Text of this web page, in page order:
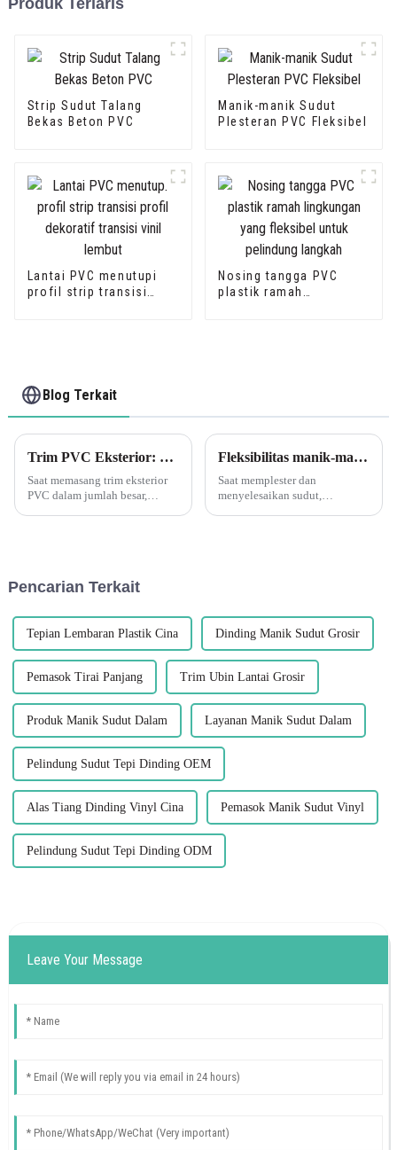
Produk Terlaris
Strip Sudut Talang
Bekas Beton PVC
Manik-manik Sudut
Plesteran PVC Fleksibel
Lantai PVC menutupi
profil strip transisi
Nosing tangga PVC
plastik ramah
Blog Terkait
Trim PVC Eksterior: Menyatu dalam Jangka PanjangSelalu merupakan ide bagus untuk mengeringkan potongan Anda untuk melihat apakah sudah pas sebelum Anda mengoleskan lem atau pengencang.
Saat memasang trim eksterior
PVC dalam jumlah besar,
Memasang suku cadang secara
menghemat ...
Fleksibilitas manik-manik sudut plester PVC fleksibel
Saat memplester dan
menyelesaikan sudut,
Pencarian Terkait
Tepian Lembaran Plastik Cina Dinding Manik Sudut Grosir
Pemasok Tirai Panjang Trim Ubin Lantai Grosir
Produk Manik Sudut Dalam Layanan Manik Sudut Dalam
Pelindung Sudut Tepi Dinding OEM
Alas Tiang Dinding Vinyl Cina Pemasok Manik Sudut Vinyl
Pelindung Sudut Tepi Dinding ODM
Leave Your Message